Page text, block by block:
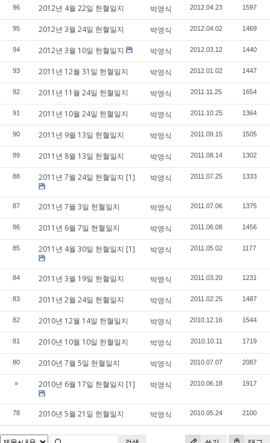
96 2012년 4월 22일 헌혈일지 박영식 2012.04.23 1597
95 2012년 3월 24일 헌혈일지 박영식 2012.04.02 1469
94 2012년 3월 10일 헌혈일지 박영식 2012.03.12 1440
93 2011년 12월 31일 헌혈일지 박영식 2012.01.02 1447
92 2011년 11월 24일 헌혈일지 박영식 2011.11.25 1654
91 2011년 10월 24일 헌혈일지 박영식 2011.10.25 1364
90 2011년 9월 13일 헌혈일지 박영식 2011.09.15 1505
89 2011년 8월 13일 헌혈일지 박영식 2011.08.14 1302
88 2011년 7월 24일 헌혈일지 [1] 박영식 2011.07.25 1333
87 2011년 7월 3일 헌혈일지 박영식 2011.07.06 1375
86 2011년 6월 7일 헌혈일지 박영식 2011.06.08 1456
85 2011년 4월 30일 헌혈일지 [1] 박영식 2011.05.02 1177
84 2011년 3월 19일 헌혈일지 박영식 2011.03.20 1231
83 2011년 2월 24일 헌혈일지 박영식 2011.02.25 1487
82 2010년 12월 14일 헌혈일지 박영식 2010.12.16 1544
81 2010년 10월 10일 헌혈일지 박영식 2010.10.11 1719
80 2010년 7월 5일 헌혈일지 박영식 2010.07.07 2087
» 2010년 6월 17일 헌혈일지 [1] 박영식 2010.06.18 1917
78 2010년 5월 21일 헌혈일지 박영식 2010.05.24 2100